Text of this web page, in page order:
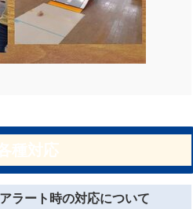
ラート時の対応について